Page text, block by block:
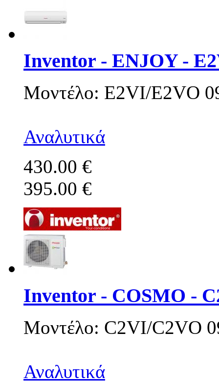
Inventor - ENJOY -
Μοντέλο: E2VI/E2VO
Αναλυτικά
430.00 €
395.00 €
Inventor - COSMO -
Μοντέλο: C2VI/C2VO
Αναλυτικά